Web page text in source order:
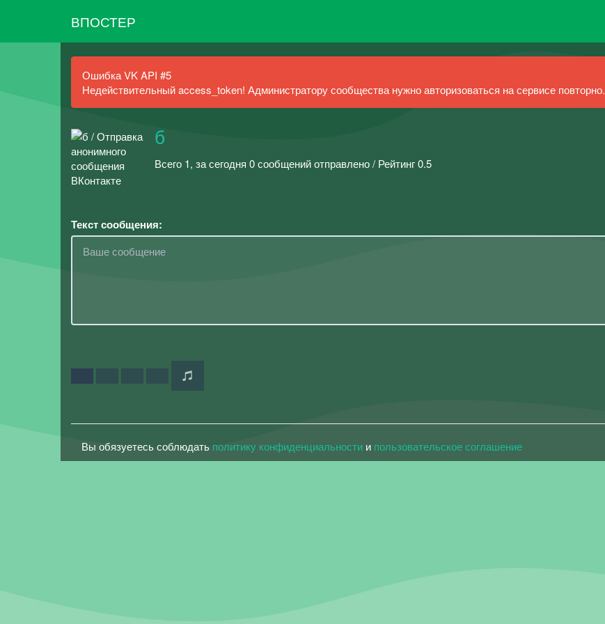
ВПОСТЕР
Ошибка VK API #5
Недействительный access_token! Администратору сообщества нужно авторизоваться на сервисе повторно.
б
Всего 1, за сегодня 0 сообщений отправлено / Рейтинг 0.5
Текст сообщения:
Вы обязуетесь соблюдать политику конфиденциальности и пользовательское соглашение